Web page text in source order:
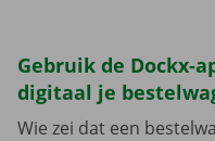
Gebruik de Dockx-
digitaal je
Wie zei dat een